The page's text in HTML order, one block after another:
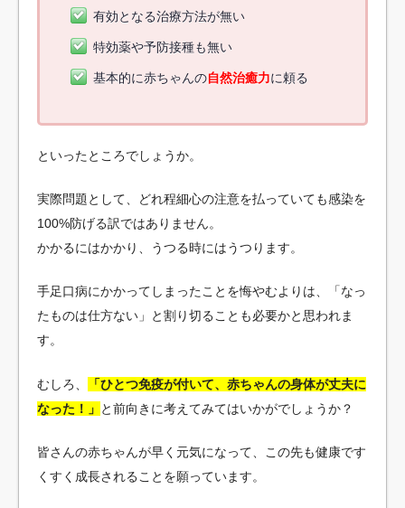
有効となる治療方法が無い
特効薬や予防接種も無い
基本的に赤ちゃんの自然治癒力に頼る
といったところでしょうか。
実際問題として、どれ程細心の注意を払っていても感染を
100%防げる訳ではありません。
かかるにはかかり、うつる時にはうつります。
手足口病にかかってしまったことを悔やむよりは、「なっ
たものは仕方ない」と割り切ることも必要かと思われま
す。
むしろ、
「ひとつ免疫が付いて、赤ちゃんの身体が丈夫に
なった！」 と前向きに考えてみてはいかがでしょうか？
皆さんの赤ちゃんが早く元気になって、この先も健康です
くすく成長されることを願っています。